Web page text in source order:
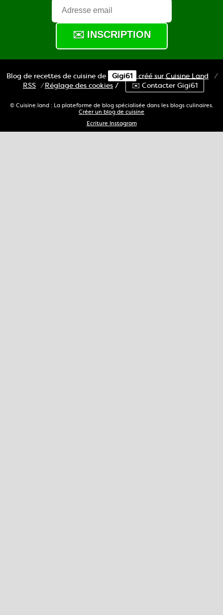
Blog de recettes de cuisine de Gigi61 créé sur Cuisine Land
⁄
RSS ⁄Réglage des cookies / ✉️ Contacter Gigi61
© Cuisine.land : La plateforme de blog spécialisée dans les blogs culinaires.
Créer un blog de cuisine
Ecriture Instagram